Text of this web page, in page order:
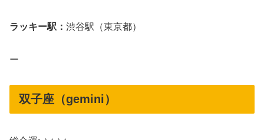
ラッキー駅： 渋谷駅（東京都）
ー
双子座（gemini）